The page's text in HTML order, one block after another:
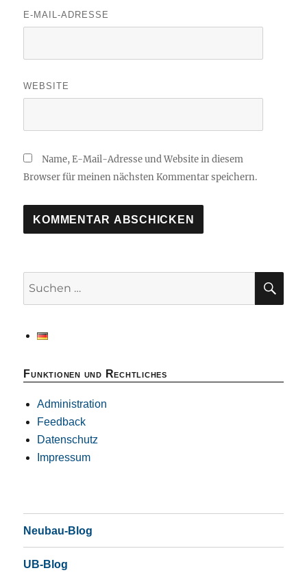
E-MAIL-ADRESSE
WEBSITE
Name, E-Mail-Adresse und Website in diesem
Browser für meinen nächsten Kommentar speichern.
Funktionen und Rechtliches
Administration
Feedback
Datenschutz
Impressum
Neubau-Blog
UB-Blog